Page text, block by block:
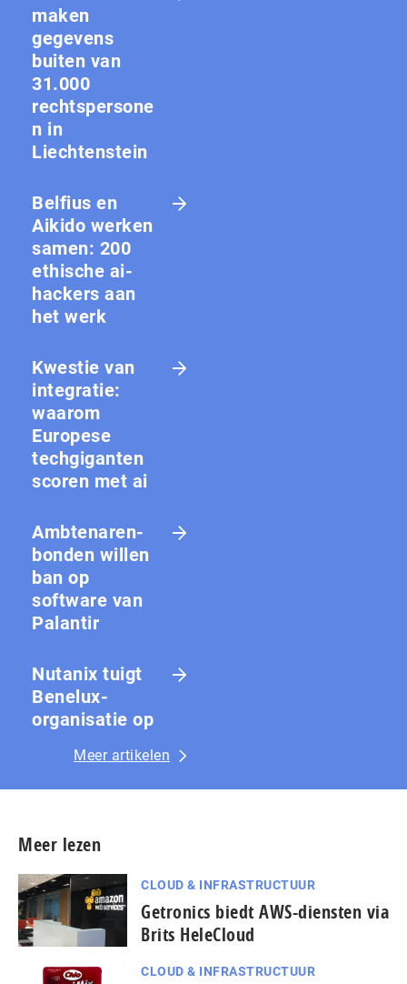
maken
gegevens
buiten van
31.000
rechtspersone
n in
Liechtenstein
Belfius en
Aikido werken
samen: 200
ethische ai-
hackers aan
het werk
Kwestie van
integratie:
waarom
Europese
techgiganten
scoren met ai
Amb­te­na­ren­
bon­den willen
ban op
software van
Palantir
Nutanix tuigt
Benelux-
organisatie op
Meer artikelen
Meer lezen
CLOUD & INFRASTRUCTUUR
Getronics biedt AWS-diensten via
Brits HeleCloud
CLOUD & INFRASTRUCTUUR